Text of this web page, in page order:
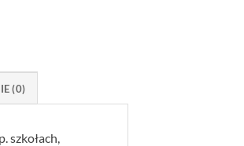
(0)
szkołach,